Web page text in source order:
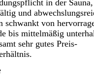
in der
und
schwankt von
bis mittelmäßig
sehr gutes Preis-